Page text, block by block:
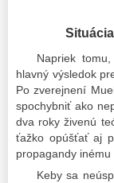
Napriek
hlavný výsledok
Po zverejnení
spochybniť ako
dva roky živenú
ťažko opúšťať aj
propagandy inému
Keby sa